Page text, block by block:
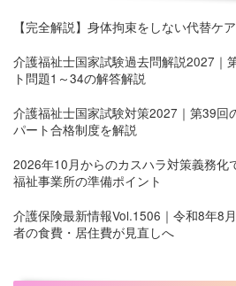
【完全解説】身体拘束をしない代替ケ
介護福祉士国家試験過去問解説2027｜
ト問題1～34の解答解説
介護福祉士国家試験対策2027｜第39回
パート合格制度を解説
2026年10月からのカスハラ対策義務化
福祉事業所の準備ポイント
介護保険最新情報Vol.1506｜令和8年8
者の食費・居住費が見直しへ